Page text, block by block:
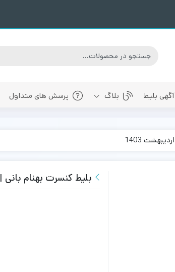
بلیط کنسرت های پیش رو شیراز
آگهی بلیط بلاگ پرسش های متداول
بلیط کنسرت بهنام بانی | 26 اردیبهشت 1403